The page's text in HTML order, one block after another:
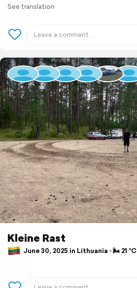
See translation
Kleine Rast
June 30, 2025 in Lithuania ⋅ 🌬 21 °C